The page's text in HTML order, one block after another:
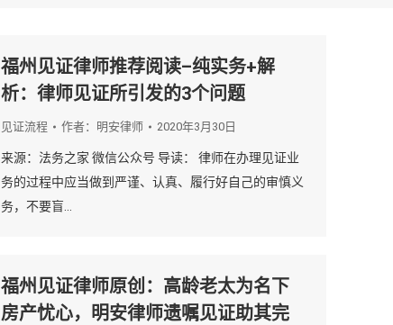
福州见证律师推荐阅读–纯实务+解
析：律师见证所引发的3个问题
见证流程 作者： 明安律师 2020年3月30日
来源：法务之家 微信公众号 导读： 律师在办理见证业
务的过程中应当做到严谨、认真、履行好自己的审慎义
务，不要盲…
福州见证律师原创：高龄老太为名下
房产忧心，明安律师遗嘱见证助其完